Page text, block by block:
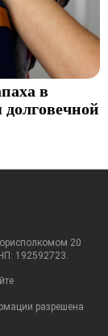
в
20
192592723.
разрешена